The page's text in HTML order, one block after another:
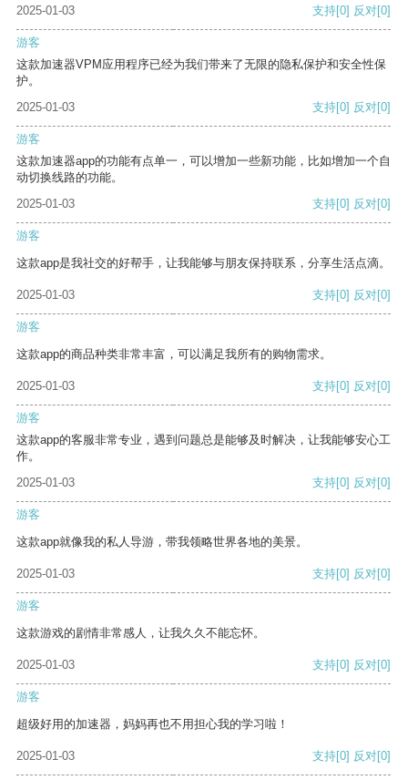
2025-01-03
支持[0] 反对[0]
游客
这款加速器VPM应用程序已经为我们带来了无限的隐私保护和安全性保
护。
2025-01-03
支持[0] 反对[0]
游客
这款加速器app的功能有点单一，可以增加一些新功能，比如增加一个自
动切换线路的功能。
2025-01-03
支持[0] 反对[0]
游客
这款app是我社交的好帮手，让我能够与朋友保持联系，分享生活点滴。
2025-01-03 支持[0] 反对[0]
游客
这款app的商品种类非常丰富，可以满足我所有的购物需求。
2025-01-03 支持[0] 反对[0]
游客
这款app的客服非常专业，遇到问题总是能够及时解决，让我能够安心工
作。
2025-01-03
支持[0] 反对[0]
游客
这款app就像我的私人导游，带我领略世界各地的美景。
2025-01-03 支持[0] 反对[0]
游客
这款游戏的剧情非常感人，让我久久不能忘怀。
2025-01-03 支持[0] 反对[0]
游客
超级好用的加速器，妈妈再也不用担心我的学习啦！
2025-01-03 支持[0] 反对[0]